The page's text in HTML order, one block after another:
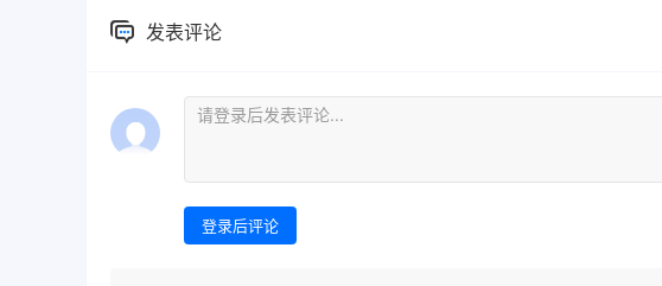
发表评论
登录后评论